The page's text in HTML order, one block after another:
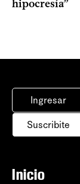
hipocresía”
Ingresar
Suscribite
Inicio